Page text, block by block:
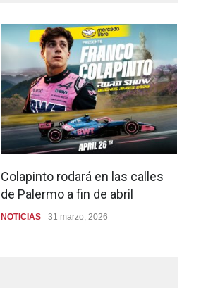
Colapinto rodará en las calles
de Palermo a fin de abril
NOTICIAS 31 marzo, 2026